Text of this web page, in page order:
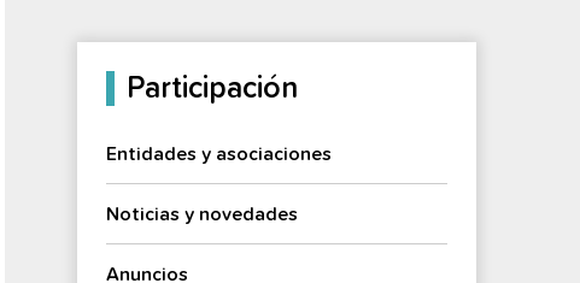
Participación
Entidades y asociaciones
Noticias y novedades
Anuncios